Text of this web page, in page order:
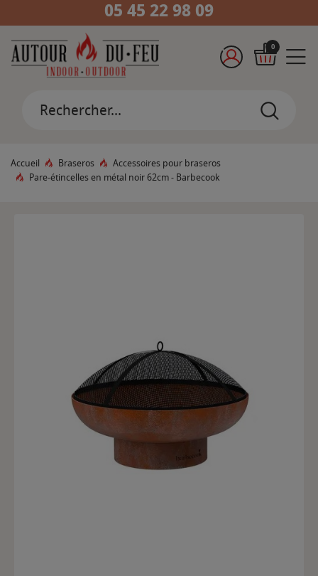
05 45 22 98 09
0
Accueil Braseros
Accessoires pour braseros
Pare-étincelles en métal noir 62cm - Barbecook